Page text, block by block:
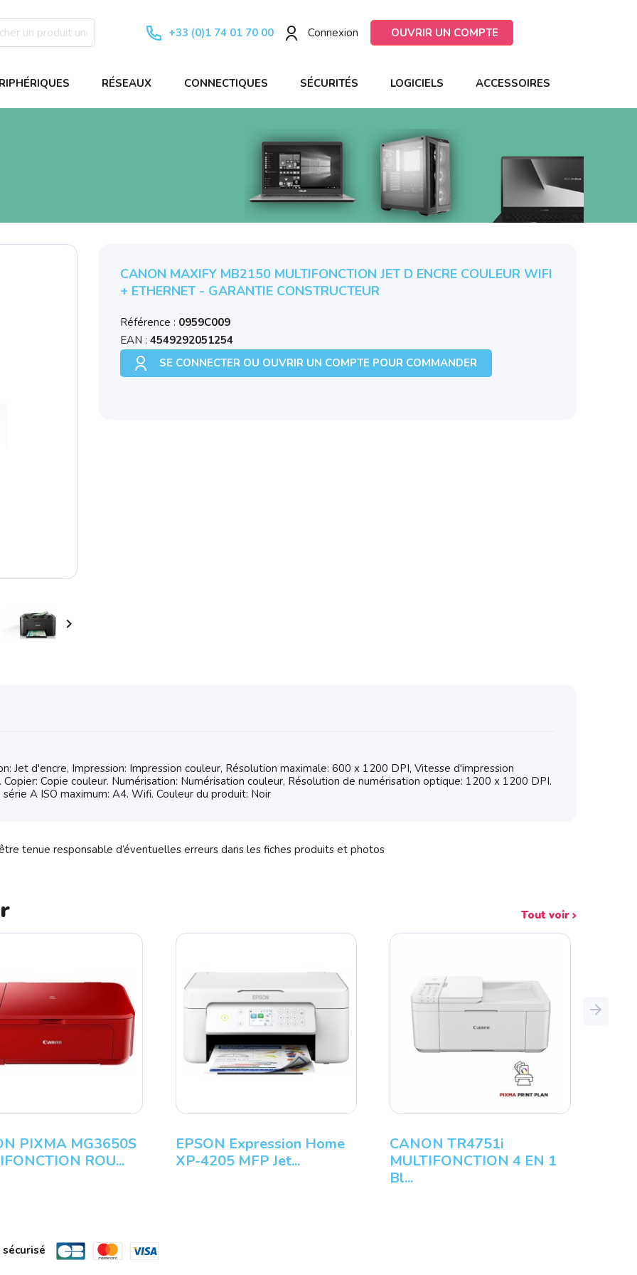
+33 (0)1 74 01 70 00 Connexion OUVRIR UN COMPTE
RÉSEAUX CONNECTIQUES SÉCURITÉS LOGICIELS ACCESSOIRES

CANON MAXIFY MB2150 MULTIFONCTION JET D ENCRE COULEUR WIFI
+ ETHERNET - GARANTIE CONSTRUCTEUR
Référence : 0959C009
EAN : 4549292051254
SE CONNECTER OU OUVRIR UN COMPTE POUR COMMANDER
Jet d'encre, Impression: Impression couleur, Résolution maximale: 600 x 1200 DPI, Vitesse d'impression
Copie couleur. Numérisation: Numérisation couleur, Résolution de numérisation optique: 1200 x 1200 DPI.
A ISO maximum: A4. Wifi. Couleur du produit: Noir
tenue responsable d’éventuelles erreurs dans les fiches produits et photos
Tout voir
PIXMA MG3650S
ROU...
EPSON Expression Home
XP-4205 MFP Jet...
CANON TR4751i
MULTIFONCTION 4 EN 1
Bl...
Next